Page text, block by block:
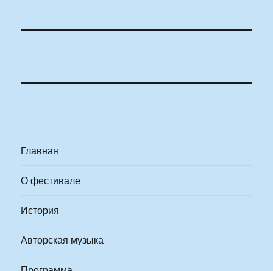
Главная
О фестивале
История
Авторская музыка